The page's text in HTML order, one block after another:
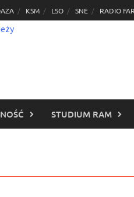
KSM LSO SNE RADIO
STUDIUM RAM